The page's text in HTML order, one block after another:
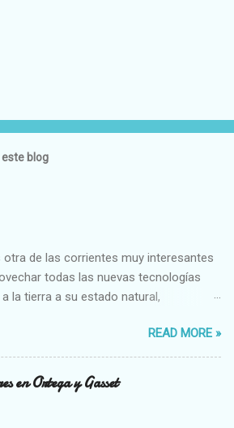
blog
otra de las corrientes muy interesantes
todas las nuevas tecnologías
la tierra a su estado natural,
READ MORE »
en Ortega y Gasset